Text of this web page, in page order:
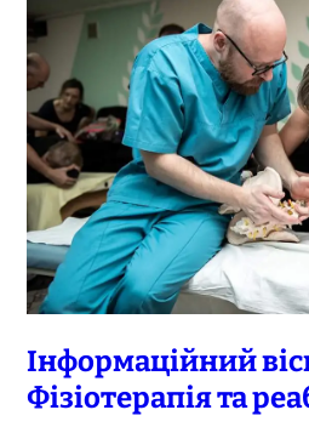
Інформаційний
Фізіотерапія та